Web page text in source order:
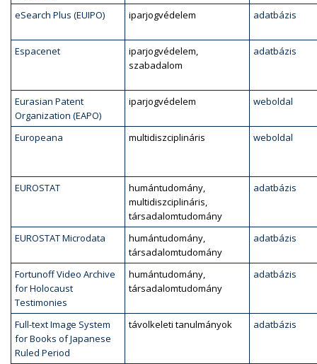
eSearch Plus (EUIPO) iparjogvédelem adatbázis
Espacenet
iparjogvédelem,
szabadalom
adatbázis
Eurasian Patent
Organization (EAPO)
iparjogvédelem weboldal
Europeana multidiszciplináris weboldal
EUROSTAT
humántudomány,
multidiszciplináris,
társadalomtudomány
adatbázis
EUROSTAT Microdata
humántudomány,
társadalomtudomány
adatbázis
Fortunoff Video Archive
for Holocaust
Testimonies
humántudomány,
társadalomtudomány
adatbázis
Full-text Image System
for Books of Japanese
Ruled Period
távolkeleti tanulmányok adatbázis